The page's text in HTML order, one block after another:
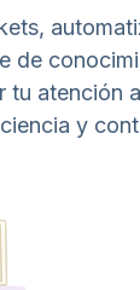
de
tu atención
y